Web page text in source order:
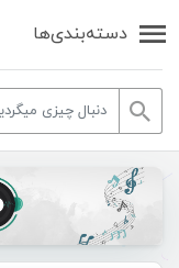
دسته‌بندی‌ها